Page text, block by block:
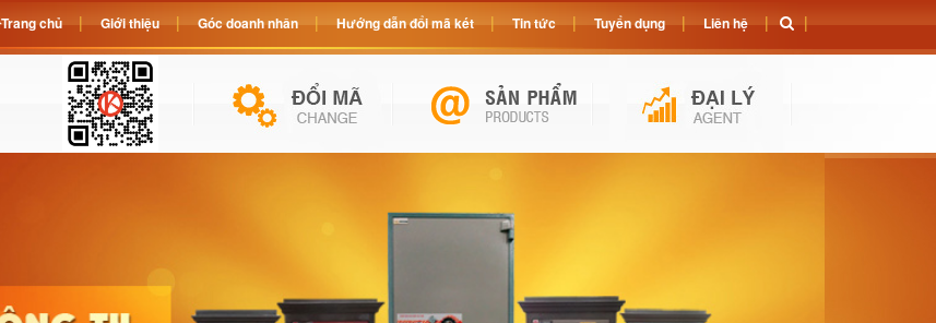
Trang chủ Giới thiệu Góc doanh nhân Hướng dẫn đổi mã két Tin tức Tuyển dụng Liên hệ